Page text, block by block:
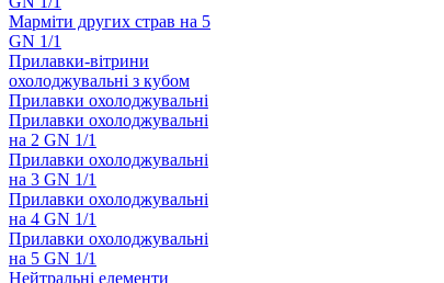
Марміти других страв на 5
GN 1/1
Прилавки-вітрини
охолоджувальні з кубом
Прилавки охолоджувальні
Прилавки охолоджувальні
на 2 GN 1/1
Прилавки охолоджувальні
на 3 GN 1/1
Прилавки охолоджувальні
на 4 GN 1/1
Прилавки охолоджувальні
на 5 GN 1/1
Нейтральні елементи